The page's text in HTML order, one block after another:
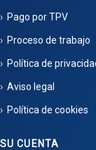
Pago por TPV
Proceso de trabajo
Política de
Aviso legal
Política de cookies
SU CUENTA